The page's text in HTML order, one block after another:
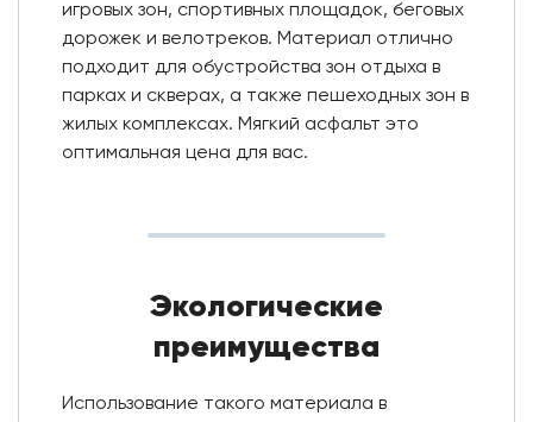
игровых зон, спортивных площадок, беговых
дорожек и велотреков. Материал отлично
подходит для обустройства зон отдыха в
парках и скверах, а также пешеходных зон в
жилых комплексах. Мягкий асфальт это
оптимальная цена для вас.
Экологические
преимущества
Использование такого материала в